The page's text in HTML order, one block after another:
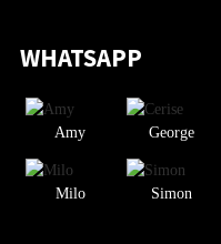
WHATSAPP
Amy George
Milo Simon